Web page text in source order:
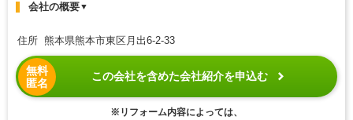
会社の概要▼
住所 熊本県熊本市東区月出6-2-33
無料
匿名
この会社を含めた会社紹介を申込む
※リフォーム内容によっては、